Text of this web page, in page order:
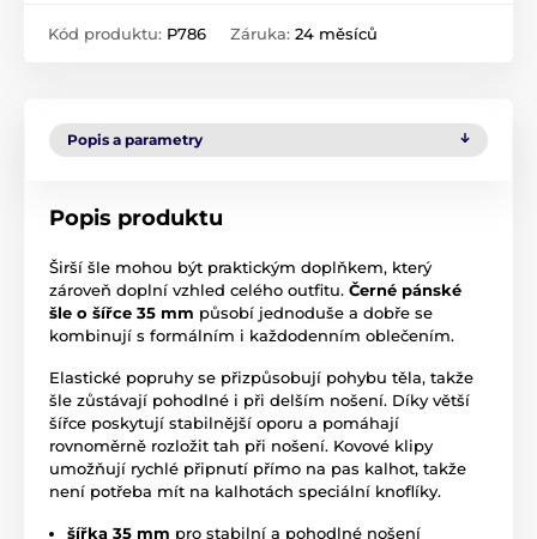
Kód produktu: P786 Záruka: 24 měsíců
Popis a parametry
Popis produktu
Širší šle mohou být praktickým doplňkem, který
zároveň doplní vzhled celého outfitu. Černé pánské
šle o šířce 35 mm působí jednoduše a dobře se
kombinují s formálním i každodenním oblečením.
Elastické popruhy se přizpůsobují pohybu těla, takže
šle zůstávají pohodlné i při delším nošení. Díky větší
šířce poskytují stabilnější oporu a pomáhají
rovnoměrně rozložit tah při nošení. Kovové klipy
umožňují rychlé připnutí přímo na pas kalhot, takže
není potřeba mít na kalhotách speciální knoflíky.
šířka 35 mm pro stabilní a pohodlné nošení